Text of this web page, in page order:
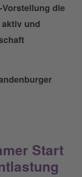
die
und
Start